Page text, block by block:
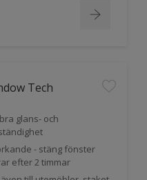
Tech
glans- och
- stäng fönster
efter 2 timmar